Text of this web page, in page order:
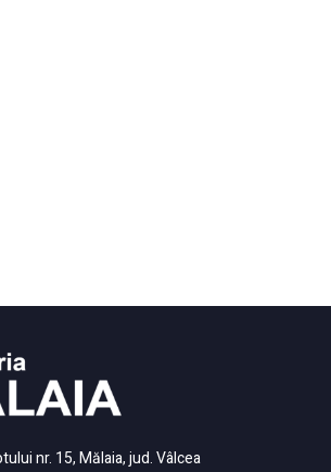
nr. 15, Mălaia, jud. Vâlcea